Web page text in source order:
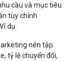
cầu và mục tiêu
tùy chỉnh
dụ:
nên tập
tỷ lệ chuyển đổi,